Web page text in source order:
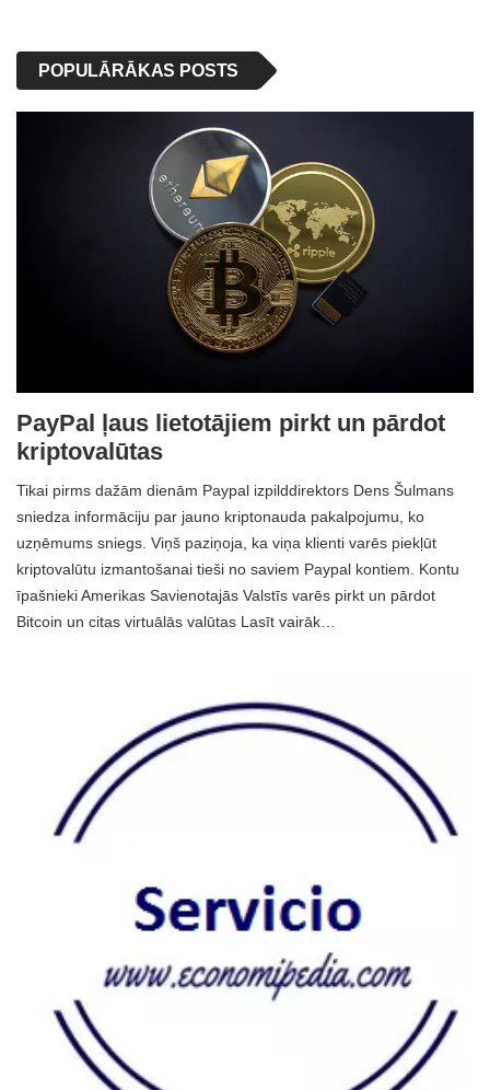
POPULĀRĀKAS POSTS
PayPal ļaus lietotājiem pirkt un pārdot
kriptovalūtas
Tikai pirms dažām dienām Paypal izpilddirektors Dens Šulmans
sniedza informāciju par jauno kriptonauda pakalpojumu, ko
uzņēmums sniegs. Viņš paziņoja, ka viņa klienti varēs piekļūt
kriptovalūtu izmantošanai tieši no saviem Paypal kontiem. Kontu
īpašnieki Amerikas Savienotajās Valstīs varēs pirkt un pārdot
Bitcoin un citas virtuālās valūtas Lasīt vairāk…